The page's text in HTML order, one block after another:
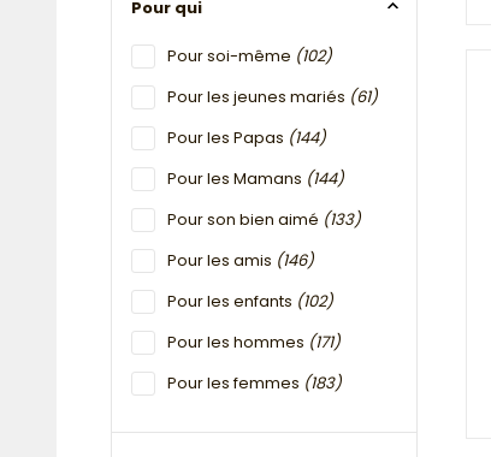
Pour qui
Pour soi-même (102)
Pour les jeunes mariés (61)
Pour les Papas (144)
Pour les Mamans (144)
Pour son bien aimé (133)
Pour les amis (146)
Pour les enfants (102)
Pour les hommes (171)
Pour les femmes (183)